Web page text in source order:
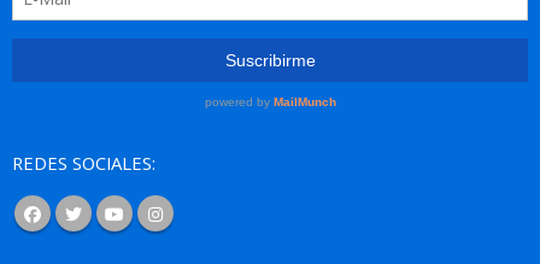
REDES SOCIALES: